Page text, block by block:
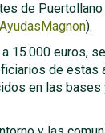
de Puertollano
).
15.000 euros,
de estas
en las bases